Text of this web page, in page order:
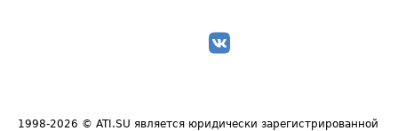
1998-2026 © ATI.SU является юридически зарегистрированной